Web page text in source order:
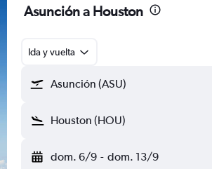
Asunción a Houston
Ida y vuelta
Asunción (ASU)
Houston (HOU)
dom. 6/9 - dom. 13/9